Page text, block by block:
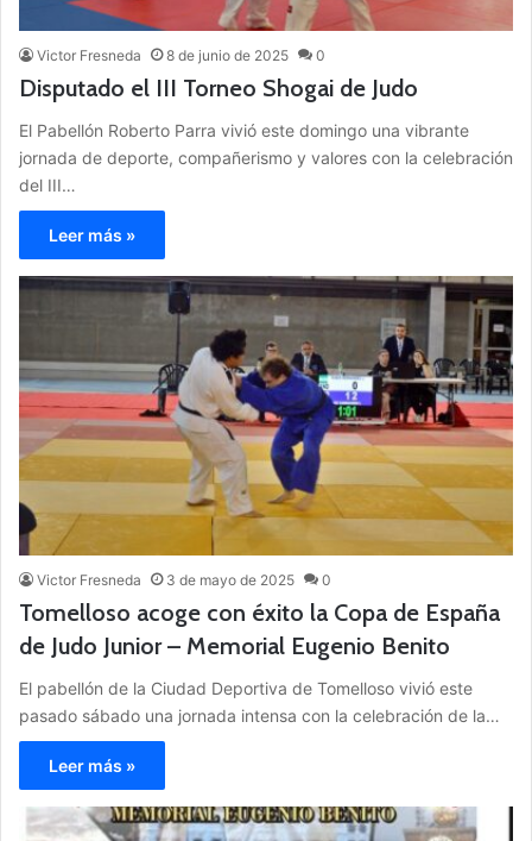
Victor Fresneda 8 de junio de 2025 0
Disputado el III Torneo Shogai de Judo
El Pabellón Roberto Parra vivió este domingo una vibrante
jornada de deporte, compañerismo y valores con la celebración
del III…
Leer más »
Victor Fresneda 3 de mayo de 2025 0
Tomelloso acoge con éxito la Copa de España
de Judo Junior – Memorial Eugenio Benito
El pabellón de la Ciudad Deportiva de Tomelloso vivió este
pasado sábado una jornada intensa con la celebración de la…
Leer más »